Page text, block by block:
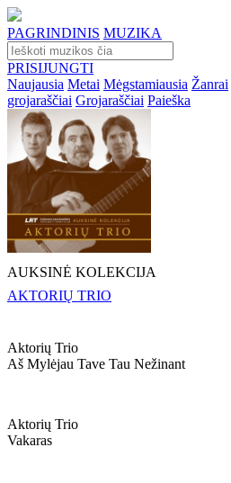
PAGRINDINIS MUZIKA
PRISIJUNGTI
Naujausia Metai Mėgstamiausia Žanrai
grojaraščiai Grojaraščiai Paieška
AUKSINĖ KOLEKCIJA
AKTORIŲ TRIO
Aktorių Trio
Aš Mylėjau Tave Tau Nežinant
Aktorių Trio
Vakaras